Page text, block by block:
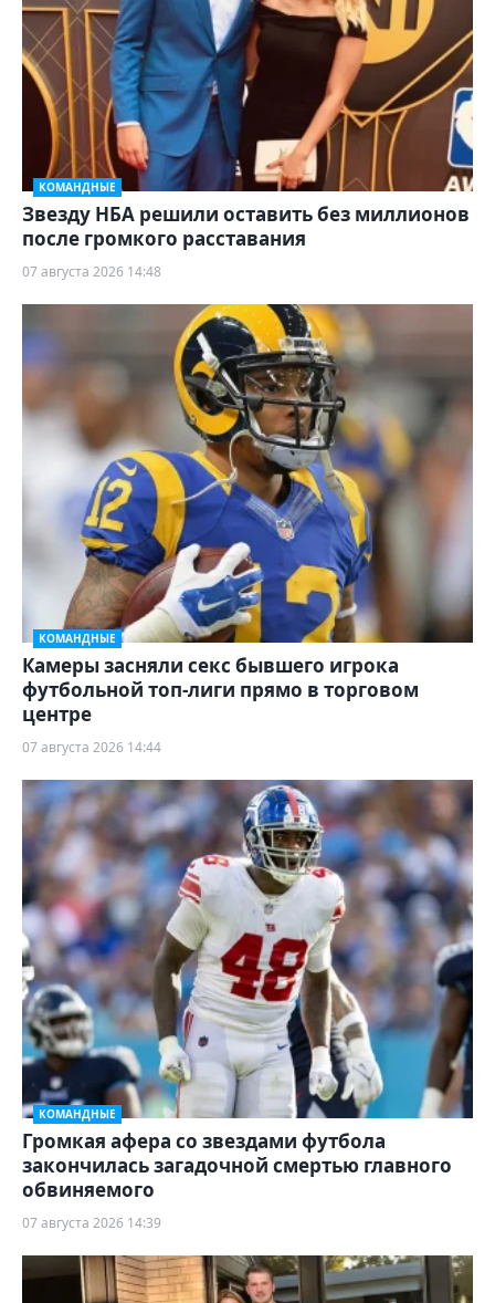
КОМАНДНЫЕ
Звезду НБА решили оставить без миллионов
после громкого расставания
07 августа 2026 14:48
КОМАНДНЫЕ
Камеры засняли секс бывшего игрока
футбольной топ-лиги прямо в торговом
центре
07 августа 2026 14:44
КОМАНДНЫЕ
Громкая афера со звездами футбола
закончилась загадочной смертью главного
обвиняемого
07 августа 2026 14:39